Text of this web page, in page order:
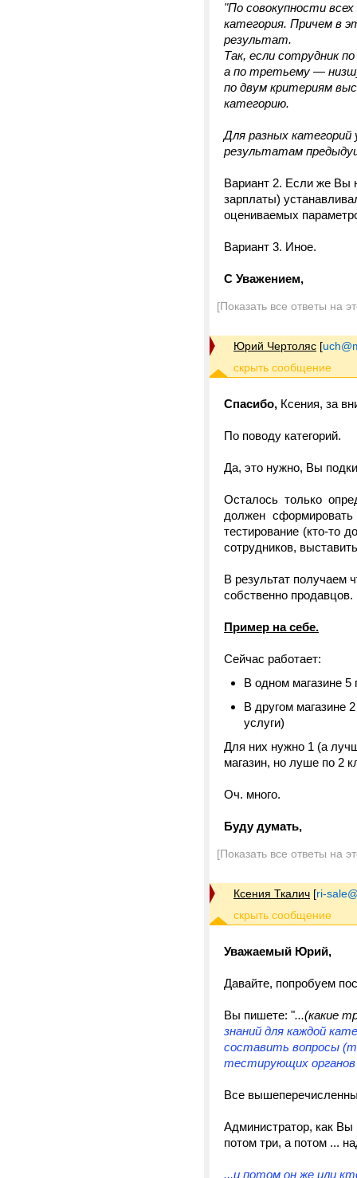
"По совокупности
категория. Причем в
результат.
Так, если сотрудник
а по третьему —
по двум критериям
категорию.
Для разных
результатам
Вариант 2. Если же Вы
зарплаты)
оцениваемых
Вариант 3. Иное.
С Уважением,
[Показать все ответы на
Юрий Чертоляс [
Спасибо, Ксения, за
По поводу категорий.
Да, это нужно, Вы
Осталось только
должен
тестирование (кто-то
сотрудников,
В результат получаем
собственно продавцов.
Пример на себе.
Сейчас работает:
В одном магазине 5
В другом магазине
услуги)
Для них нужно 1 (а
магазин, но луше по 2
Оч. много.
Буду думать,
[Показать все ответы на
Ксения Ткалич [ri-
Уважаемый Юрий,
Давайте, попробуем
Вы пишете: "...(какие
знаний для каждой
составить вопросы
тестирующих органов
Все
Администратор, как Вы
потом три, а потом ...
...и потом он же или